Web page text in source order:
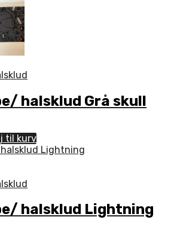
halsklud Grå skull
til kurv
halsklud Lightning